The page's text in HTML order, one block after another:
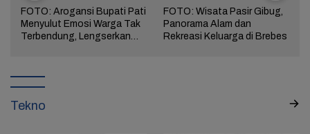
FOTO: Arogansi Bupati Pati
Menyulut Emosi Warga Tak
Terbendung, Lengserkan
FOTO: Wisata Pasir Gibug,
Panorama Alam dan
Rekreasi Keluarga di Brebes
Tekno